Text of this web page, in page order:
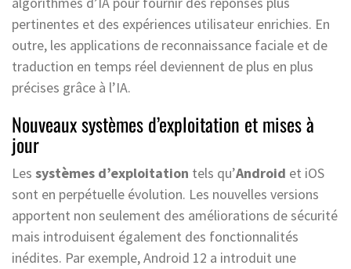
pertinentes et des expériences utilisateur enrichies. En
outre, les applications de reconnaissance faciale et de
traduction en temps réel deviennent de plus en plus
précises grâce à l’IA.
Nouveaux systèmes d’exploitation et mises à
jour
Les systèmes d’exploitation tels qu’Android et iOS
sont en perpétuelle évolution. Les nouvelles versions
apportent non seulement des améliorations de sécurité
mais introduisent également des fonctionnalités
inédites. Par exemple, Android 12 a introduit une